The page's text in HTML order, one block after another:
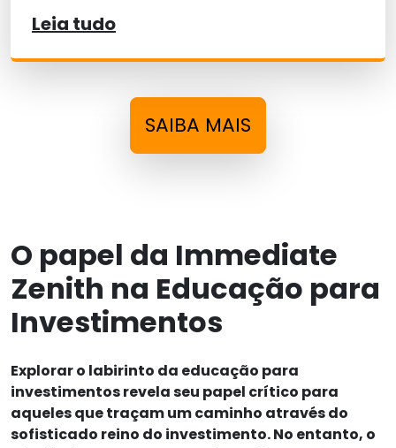
Leia tudo
SAIBA MAIS
O papel da Immediate
Zenith na Educação para
Investimentos
Explorar o labirinto da educação para
investimentos revela seu papel crítico para
aqueles que traçam um caminho através do
sofisticado reino do investimento. No entanto, o